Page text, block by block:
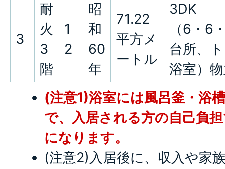
3
耐
火
3
階
1
2
昭
和
60
年
71.22
平方メ
ートル
3DK
（6・6
台所、
浴室）
(注意1)浴室には風呂釜・浴
で、入居される方の自己負
になります。
(注意2)入居後に、収入や家